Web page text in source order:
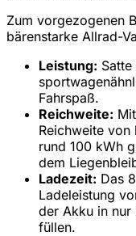
Zum vorgezogenen
bärenstarke Allrad-
Leistung:
Fahrspaß.
Reichweite:
Reichweite
rund 100 kWh
dem
Ladezeit: Das
Ladeleistung
der Akku in nur
füllen.